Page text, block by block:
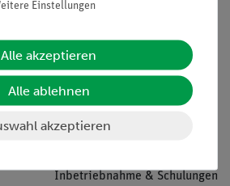
Übersicht Service
Beratung & Showroom
Inventarisierungs- &
Inbetriebnahme & Schulungen
Einstellungen
Alle akzeptieren
Alle ablehnen
akzeptieren